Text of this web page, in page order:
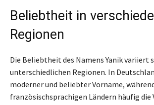
Beliebtheit in
Regionen
Die Beliebtheit des Namens Yanik variiert
unterschiedlichen Regionen. In
moderner und beliebter Vorname,
französischsprachigen Ländern häufig die